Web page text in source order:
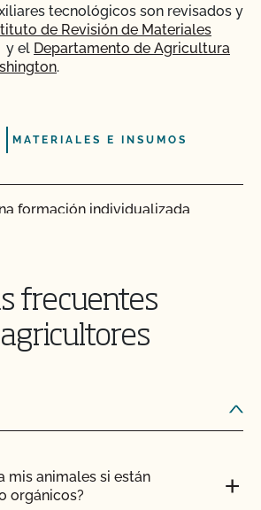
tecnológicos son revisados y
de Revisión de Materiales
y el Departamento de Agricultura
.
MATERIALES E INSUMOS
formación individualizada
todos mis insumos al
de CCOF garantiza el
de residuos de
frecuentes
mis animales si están
orgánicos?